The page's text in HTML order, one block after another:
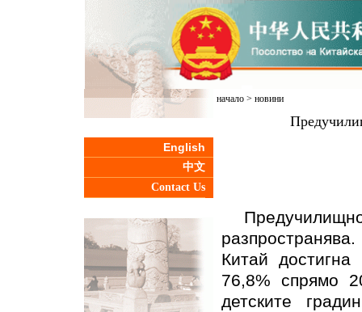
English
中文
Contact Us
начало> новини
Китай
76,8% спрямо
детските